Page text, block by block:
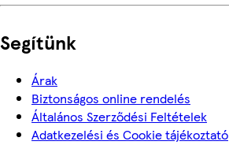
Segítünk
Árak
Biztonságos online rendelés
Általános Szerződési Feltételek
Adatkezelési és Cookie tájékoztató